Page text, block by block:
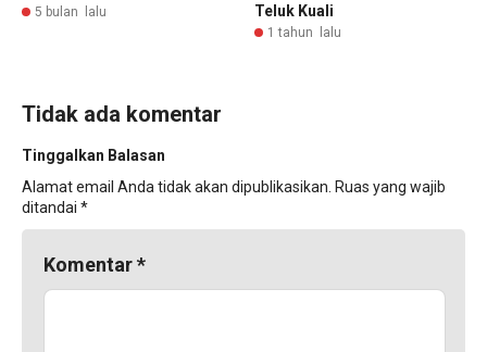
5 bulan lalu
Teluk Kuali
1 tahun lalu
Tidak ada komentar
Tinggalkan Balasan
Alamat email Anda tidak akan dipublikasikan. Ruas yang wajib
ditandai *
Komentar*